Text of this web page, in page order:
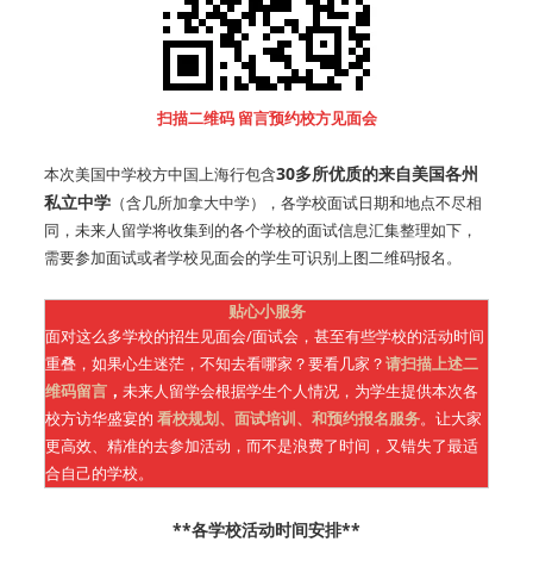
扫描二维码 留言预约校方见面会
本次美国中学校方中国上海行包含30多所优质的来自美国各州
私立中学 （含几所加拿大中学），各学校面试日期和地点不尽相
同，未来人留学将收集到的各个学校的面试信息汇集整理如下，
需要参加面试或者学校见面会的学生可识别上图二维码报名。
贴心小服务
面对这么多学校的招生见面会/面试会，甚至有些学校的活动时间
重叠，如果心生迷茫，不知去看哪家？要看几家？请扫描上述二
维码留言 ， 未来人留学会根据学生个人情况，为学生提供本次各
校方访华盛宴的 看校规划、面试培训、和预约报名服务。让大家
更高效、精准的去参加活动，而不是浪费了时间，又错失了最适
合自己的学校。
**各学校活动时间安排**